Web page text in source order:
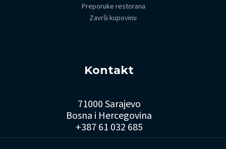
Preporuke restorana
Završi kupovinu
Kontakt
71000 Sarajevo
Bosna i Hercegovina
+387 61 032 685